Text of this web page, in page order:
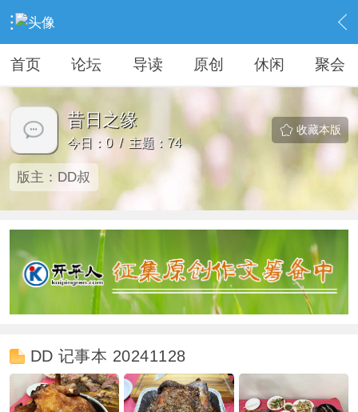
› KAIPINGREN › 昔日之缘
首页 论坛 导读 原创 休闲 聚会
昔日之缘
今日：0 / 主题：74
收藏本版
版主： DD叔
DD 记事本 20241128